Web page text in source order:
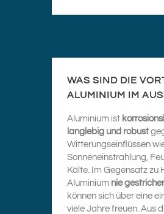
WAS SIND DIE
ALUMINIUM IM
Aluminium ist
langlebig und robust
Witterungseinflüssen
Sonneneinstrahlung,
Kälte. Im Gegensatz zu
Aluminium nie
können sich über eine
viele Jahre freuen. Aus